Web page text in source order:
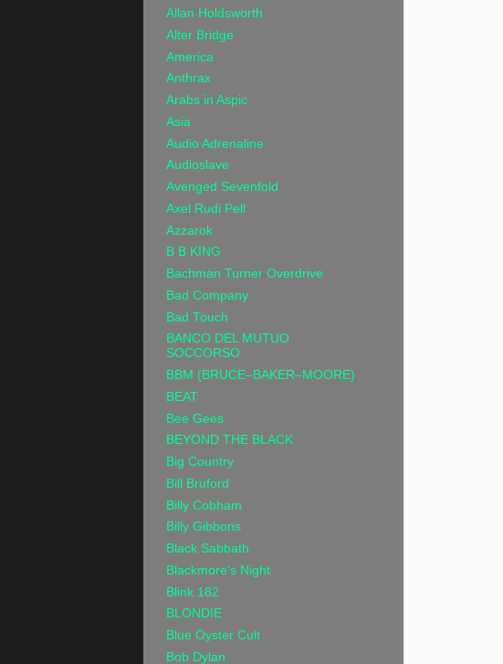
Allan Holdsworth
Alter Bridge
America
Anthrax
Arabs in Aspic
Asia
Audio Adrenaline
Audioslave
Avenged Sevenfold
Axel Rudi Pell
Azzarok
B B KING
Bachman Turner Overdrive
Bad Company
Bad Touch
BANCO DEL MUTUO
SOCCORSO
BBM (BRUCE–BAKER–MOORE)
BEAT
Bee Gees
BEYOND THE BLACK
Big Country
Bill Bruford
Billy Cobham
Billy Gibbons
Black Sabbath
Blackmore's Night
Blink 182
BLONDIE
Blue Öyster Cult
Bob Dylan